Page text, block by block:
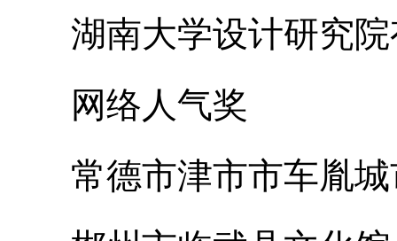
湖南大学设计研究院
网络人气奖
常德市津市市车胤城